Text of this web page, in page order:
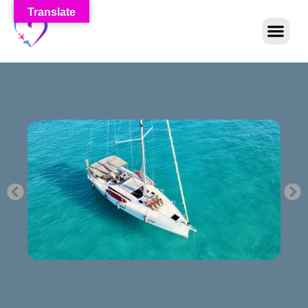
Translate